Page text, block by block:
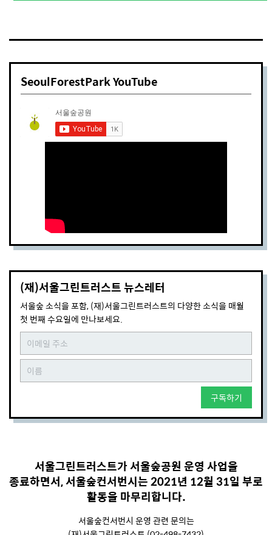
SeoulForestPark YouTube
(재)서울그린트러스트 뉴스레터
서울숲 소식을 포함, (재)서울그린트러스트의 다양한 소식을 매월
첫 번째 수요일에 만나보세요.
구독하기
서울그린트러스트가 서울숲공원 운영 사업을
종료하면서, 서울숲컨서번시는 2021년 12월 31일 부로
활동을 마무리합니다.
서울숲컨서번시 운영 관련 문의는